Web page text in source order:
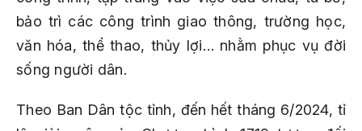
bảo trì các công trình giao thông, trường học,
văn hóa, thể thao, thủy lợi… nhằm phục vụ đời
sống người dân.
Theo Ban Dân tộc tỉnh, đến hết tháng 6/2024, tỉ